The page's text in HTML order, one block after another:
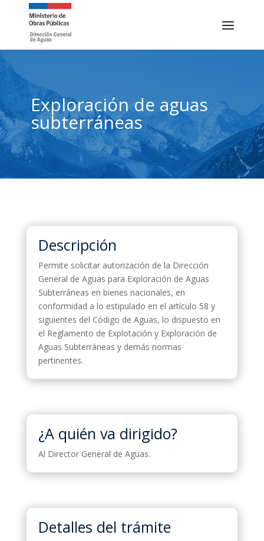
Exploración de aguas
subterráneas
Descripción
Permite solicitar autorización de la Dirección
General de Aguas para Exploración de Aguas
Subterráneas en bienes nacionales, en
conformidad a lo estipulado en el artículo 58 y
siguientes del Código de Aguas, lo dispuesto en
el Reglamento de Explotación y Exploración de
Aguas Subterráneas y demás normas
pertinentes.
¿A quién va dirigido?
Al Director General de Aguas.
Detalles del trámite